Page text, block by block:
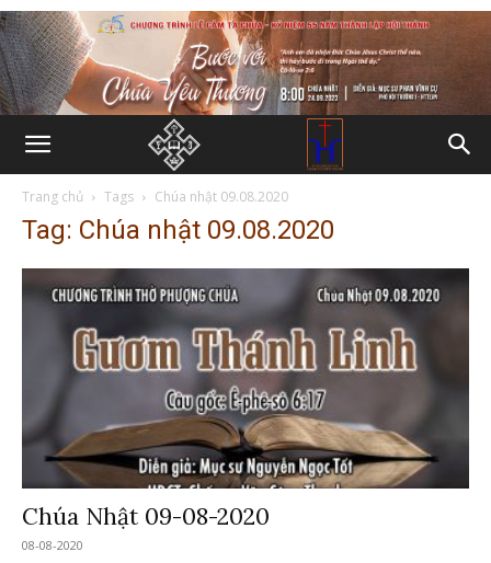
Trang chủ Tags Chúa nhật 09.08.2020
Tag: Chúa nhật 09.08.2020
Chúa Nhật 09-08-2020
08-08-2020